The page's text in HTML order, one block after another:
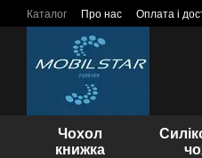
Перейти до основного контенту
Каталог Про нас Оплата і
Чохол
книжка